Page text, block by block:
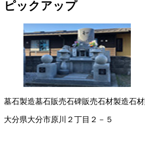
ピックアップ
墓石製造墓石販売石碑販売石材製造石
大分県大分市原川２丁目２－５